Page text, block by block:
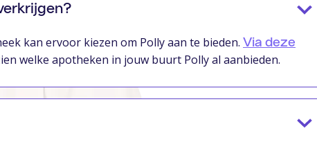
kan ervoor kiezen om Polly aan te bieden. Via deze
welke apotheken in jouw buurt Polly al aanbieden.